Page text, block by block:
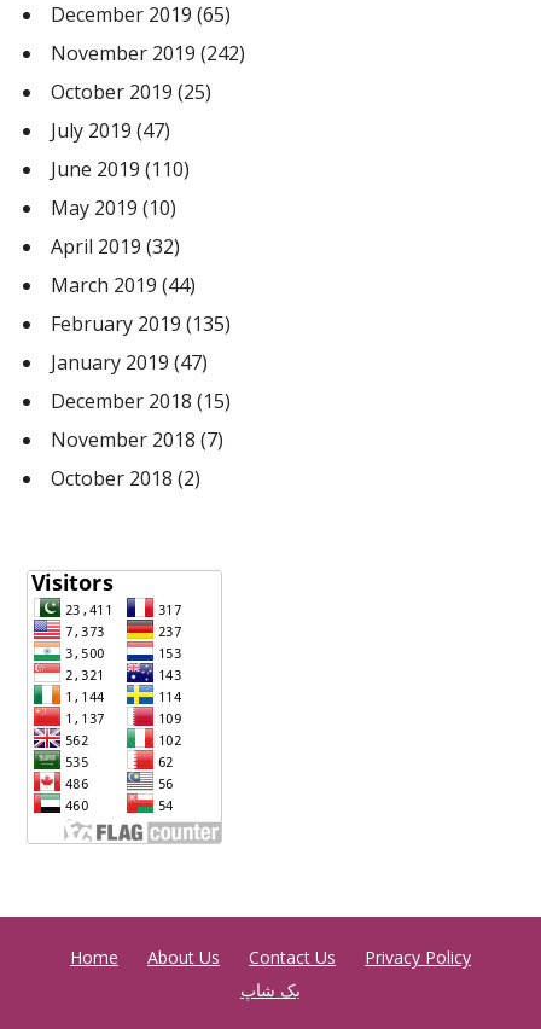
December 2019 (65)
November 2019 (242)
October 2019 (25)
July 2019 (47)
June 2019 (110)
May 2019 (10)
April 2019 (32)
March 2019 (44)
February 2019 (135)
January 2019 (47)
December 2018 (15)
November 2018 (7)
October 2018 (2)
Home About Us Contact Us
Privacy Policy
بک شاپ